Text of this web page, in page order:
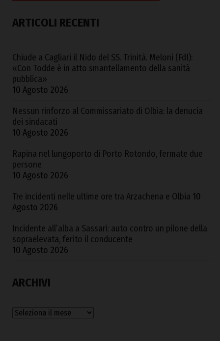
ARTICOLI RECENTI
Chiude a Cagliari il Nido del SS. Trinità. Meloni (FdI):
«Con Todde è in atto smantellamento della sanità
pubblica»
10 Agosto 2026
Nessun rinforzo al Commissariato di Olbia: la denucia
dei sindacati
10 Agosto 2026
Rapina nel lungoporto di Porto Rotondo, fermate due
persone
10 Agosto 2026
Tre incidenti nelle ultime ore tra Arzachena e Olbia 10
Agosto 2026
Incidente all’alba a Sassari: auto contro un pilone della
sopraelevata, ferito il conducente
10 Agosto 2026
ARCHIVI
Archivi